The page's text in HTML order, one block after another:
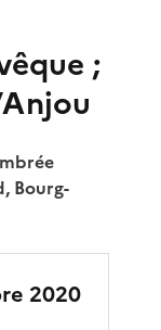
;
Bourg-
2020